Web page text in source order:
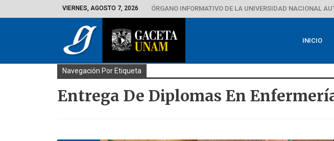
VIERNES, AGOSTO 7, 2026 ÓRGANO INFORMATIVO DE LA UNIVERSIDAD NACIONAL
INICIO
Navegación Por Etiqueta
Entrega De Diplomas En